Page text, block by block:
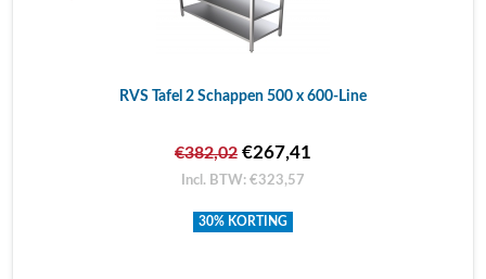
RVS Tafel 2 Schappen 500 x 600-Line
€382,02 €267,41
Incl. BTW: €323,57
30% KORTING